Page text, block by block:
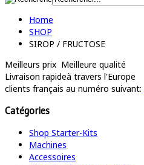
Home
SHOP
SIROP / FRUCTOSE
Meilleurs prix Meilleure qualité
Livraison rapideà travers l'Europe
clients français au numéro suivant:
Catégories
Shop Starter-Kits
Machines
Accessoires